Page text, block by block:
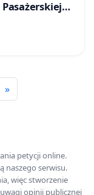
»
petycji online.
naszego serwisu.
więc stworzenie
opinii publicznej